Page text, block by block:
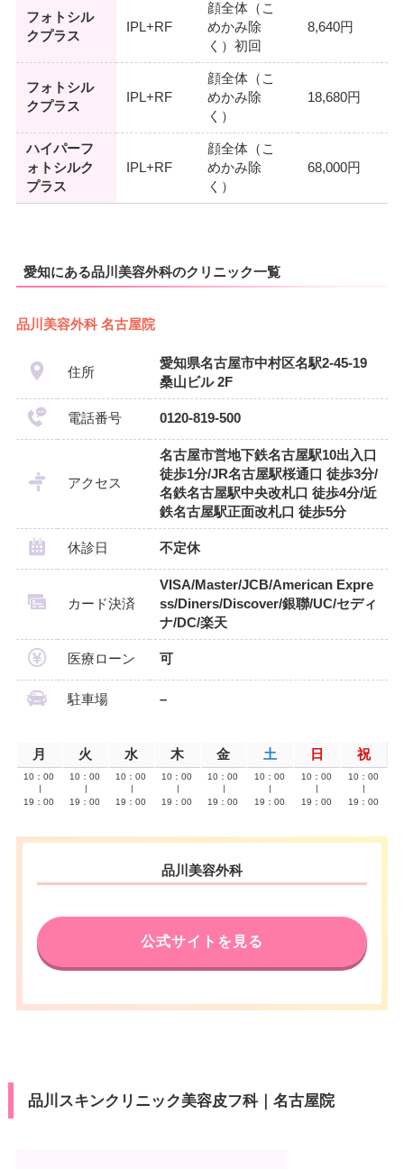
フォトシル
クプラス
IPL+RF
顔全体（こ
めかみ除
く）初回
8,640円
フォトシル
クプラス
IPL+RF
顔全体（こ
めかみ除
く）
18,680円
ハイパーフ
ォトシルク
プラス
IPL+RF
顔全体（こ
めかみ除
く）
68,000円
愛知にある品川美容外科のクリニック一覧
品川美容外科 名古屋院
住所
愛知県名古屋市中村区名駅2-45-19
桑山ビル 2F
電話番号 0120-819-500
アクセス
名古屋市営地下鉄名古屋駅10出入口
徒歩1分/JR名古屋駅桜通口 徒歩3分/
名鉄名古屋駅中央改札口 徒歩4分/近
鉄名古屋駅正面改札口 徒歩5分
休診日 不定休
カード決済
VISA/Master/JCB/American Expre
ss/Diners/Discover/銀聯/UC/セディ
ナ/DC/楽天
医療ローン 可
駐車場 –
月 火 水 木 金 土 日 祝
10：00
19：00
10：00
19：00
10：00
19：00
10：00
19：00
10：00
19：00
10：00
19：00
10：00
19：00
10：00
19：00
品川美容外科
公式サイトを見る
品川スキンクリニック美容皮フ科｜名古屋院